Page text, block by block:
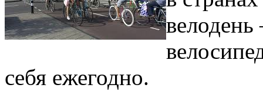
себя ежегодно.